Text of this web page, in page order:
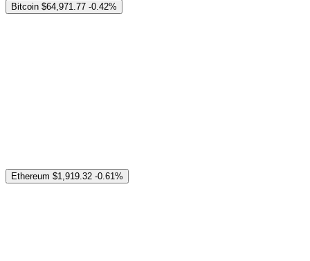
Bitcoin $64,971.77 -0.42%
Ethereum $1,919.32 -0.61%